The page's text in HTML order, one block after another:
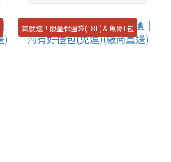
買就送！限量保溫袋(18L)＆魚骨1包